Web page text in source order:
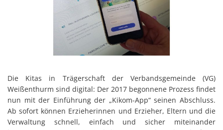
Die Kitas in Trägerschaft der Verbandsgemeinde (VG)
Weißenthurm sind digital: Der 2017 begonnene Prozess findet
nun mit der Einführung der „Kikom-App“ seinen Abschluss.
Ab sofort können Erzieherinnen und Erzieher, Eltern und die
Verwaltung schnell, einfach und sicher miteinander